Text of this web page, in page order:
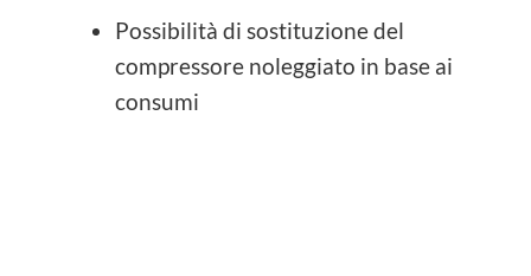
Possibilità di sostituzione del
compressore noleggiato in base ai
consumi